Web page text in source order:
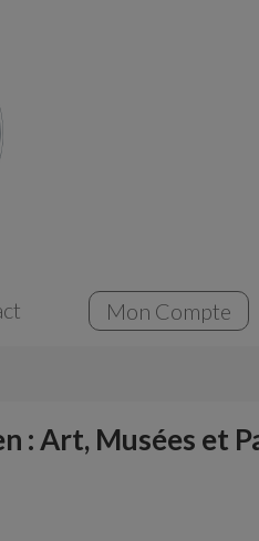
Mon Compte
: Art, Musées et